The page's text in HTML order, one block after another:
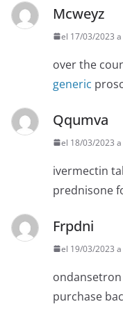
Mcweyz
el 17/03/2023
over the
generic
Qqumva
el 18/03/2023
ivermectin
prednisone
Frpdni
el 19/03/2023
purchase